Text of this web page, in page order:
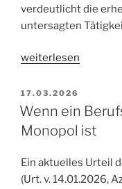
verdeutlicht die
untersagten
durch
Walentin
Konrad“
weiterlesen
VERÖFFENTLICHT
AM
17.03.2026
Wenn ein
Monopol ist
Ein aktuelles Urteil
(Urt. v. 14.01.2026,